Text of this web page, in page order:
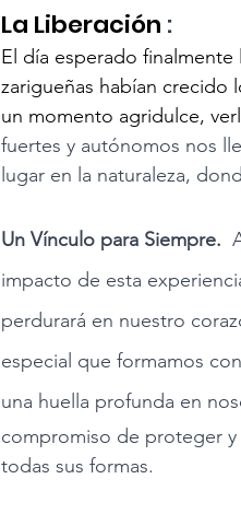
La Liberación :
El día esperado
zarigueñas habían crecido
un momento agridulce,
fuertes y autónomos nos
lugar en la naturaleza,
Un Vínculo para Siempre.
impacto de esta
perdurará en nuestro
especial que formamos
una huella profunda en
compromiso de proteger y
todas sus formas.